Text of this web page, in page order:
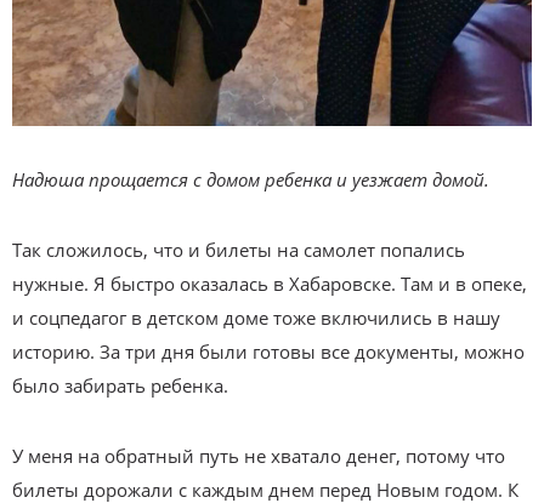
Надюша прощается с домом ребенка и уезжает домой.
Так сложилось, что и билеты на самолет попались
нужные. Я быстро оказалась в Хабаровске. Там и в опеке,
и соцпедагог в детском доме тоже включились в нашу
историю. За три дня были готовы все документы, можно
было забирать ребенка.
У меня на обратный путь не хватало денег, потому что
билеты дорожали с каждым днем перед Новым годом. К